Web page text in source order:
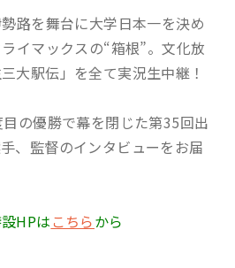
路を舞台に大学日本一を決め
イマックスの“箱根”。文化放
大駅伝」を全て実況生中継！
の優勝で幕を閉じた第35回出
、監督のインタビューをお届
HPは こちらから